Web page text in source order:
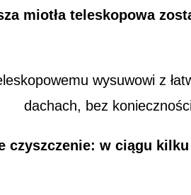
miotła teleskopowa
wysuwowi z
dachach, bez
czyszczenie: w ciągu